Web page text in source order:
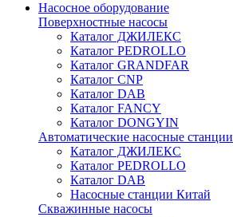
Насосное оборудование
Поверхностные насосы
Каталог ДЖИЛЕКС
Каталог PEDROLLO
Каталог GRANDFAR
Каталог CNP
Каталог DAB
Каталог FANCY
Каталог DONGYIN
Автоматические насосные станции
Каталог ДЖИЛЕКС
Каталог PEDROLLO
Каталог DAB
Насосные станции Китай
Скважинные насосы